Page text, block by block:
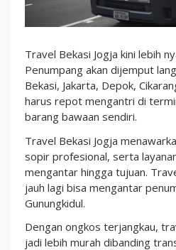
Terjangkau
Travel Bekasi Jogja kini lebih
Penumpang akan dijemput
Bekasi, Jakarta, Depok,
harus repot mengantri di
barang bawaan sendiri.
Travel Bekasi Jogja
sopir profesional, serta
mengantar hingga tujuan.
jauh lagi bisa mengantar
Gunungkidul.
Dengan ongkos terjangkau,
jadi lebih murah dibanding